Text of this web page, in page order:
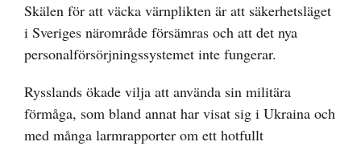
Skälen för att väcka värnplikten är att säkerhetsläget
i Sveriges närområde försämras och att det nya
personalförsörjningssystemet inte fungerar.
Rysslands ökade vilja att använda sin militära
förmåga, som bland annat har visat sig i Ukraina och
med många larmrapporter om ett hotfullt